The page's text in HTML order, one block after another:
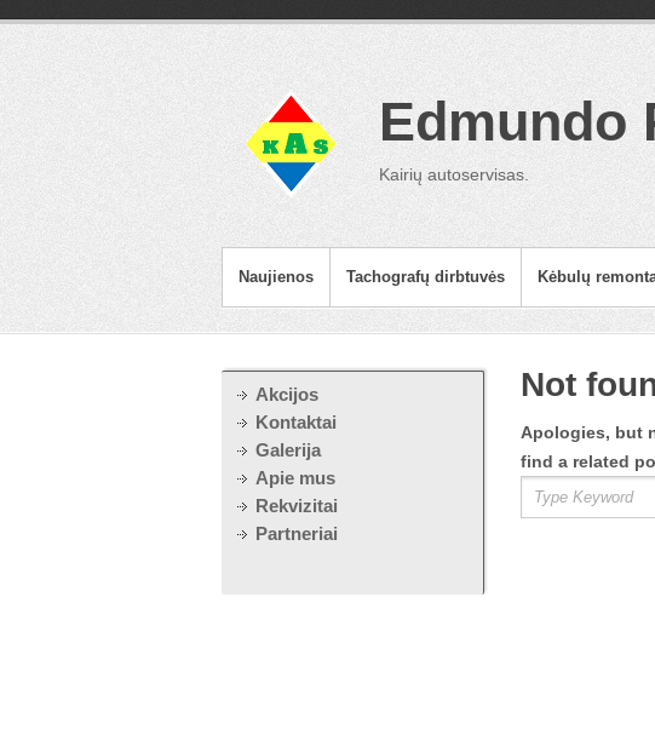
Edmundo
Kairių autoservisas.
Naujienos Tachografų dirbtuvės Kėbulų
Akcijos
Kontaktai
Galerija
Apie mus
Rekvizitai
Partneriai
Not
Apologies, but
find a related